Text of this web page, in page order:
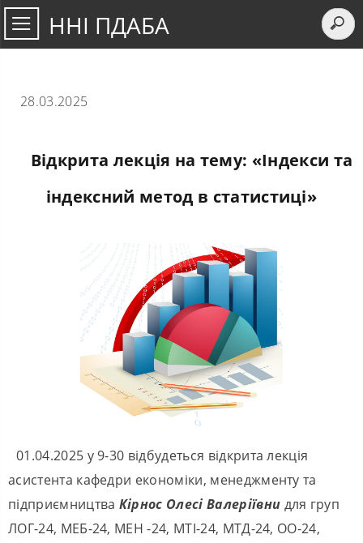
ННІ ПДАБА
28.03.2025
Відкрита лекція на тему: «Індекси та
індексний метод в статистиці»
01.04.2025 у 9-30 відбудеться відкрита лекція
асистента кафедри економіки, менеджменту та
підприємництва Кірнос Олесі Валеріївни для груп
ЛОГ-24, МЕБ-24, МЕН -24, МТI-24, МТД-24, ОО-24,